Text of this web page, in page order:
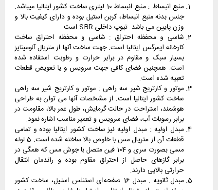
منبع انبساط : منبع انبساط 10 لیتری ساخت کشور ایتالیا میباشد.
جنس بدنه منبع انبساط، کربن استیل بوده و دارای کیفیت بالا و
وزن پایین می باشد. تیوپ داخلی SBR است.
شاسی و محفظه احتراق : شاسی و محفظه احتراق ساخت
کارخانه ایمرگس ایتالیا است. جهت ساخت آنها از متریال آلومینایز
بسیار سبک و مقاوم در برابر حرارت و رطوبت استفاده شده
است. همچنین فضای کافی جهت سرویس و یا تعویض قطعات
تعبیه شده است.
موتور و کارتریج شیر سه راهی : موتور و کارتریج شیر سه راهی
ساخت کشور ایتالیا است. از مشخصات آنها می توان به طراحی
هوشمند، استراحت در حالت گرمایش، طول عمر بالا، مقاومت در
برابر رسوبات آب، فضای سرویس و تعمیر مناسب اشاره نمود.
مبدل اولیه : مبدل اولیه نیز ساخت کشور ایتالیا بوده و تمامی
قطعات آن از متریال مس با خلوص بالا ساخته شده است. 5 لوله
مسی بصورت سری و 104 فین متصل با جوش مس که همگی در
برابر گازهای حاصل از احتراق مقاوم بوده و راندمان انتقال
حرارتی بالایی دارند.
مبدل ثانویه : مبدل 16 صفحه‌ای استنلس استیل، ساخت کشور